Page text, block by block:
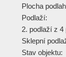
Plocha
Podlaží:
2. podlaží z
Sklepní
Stav objektu: